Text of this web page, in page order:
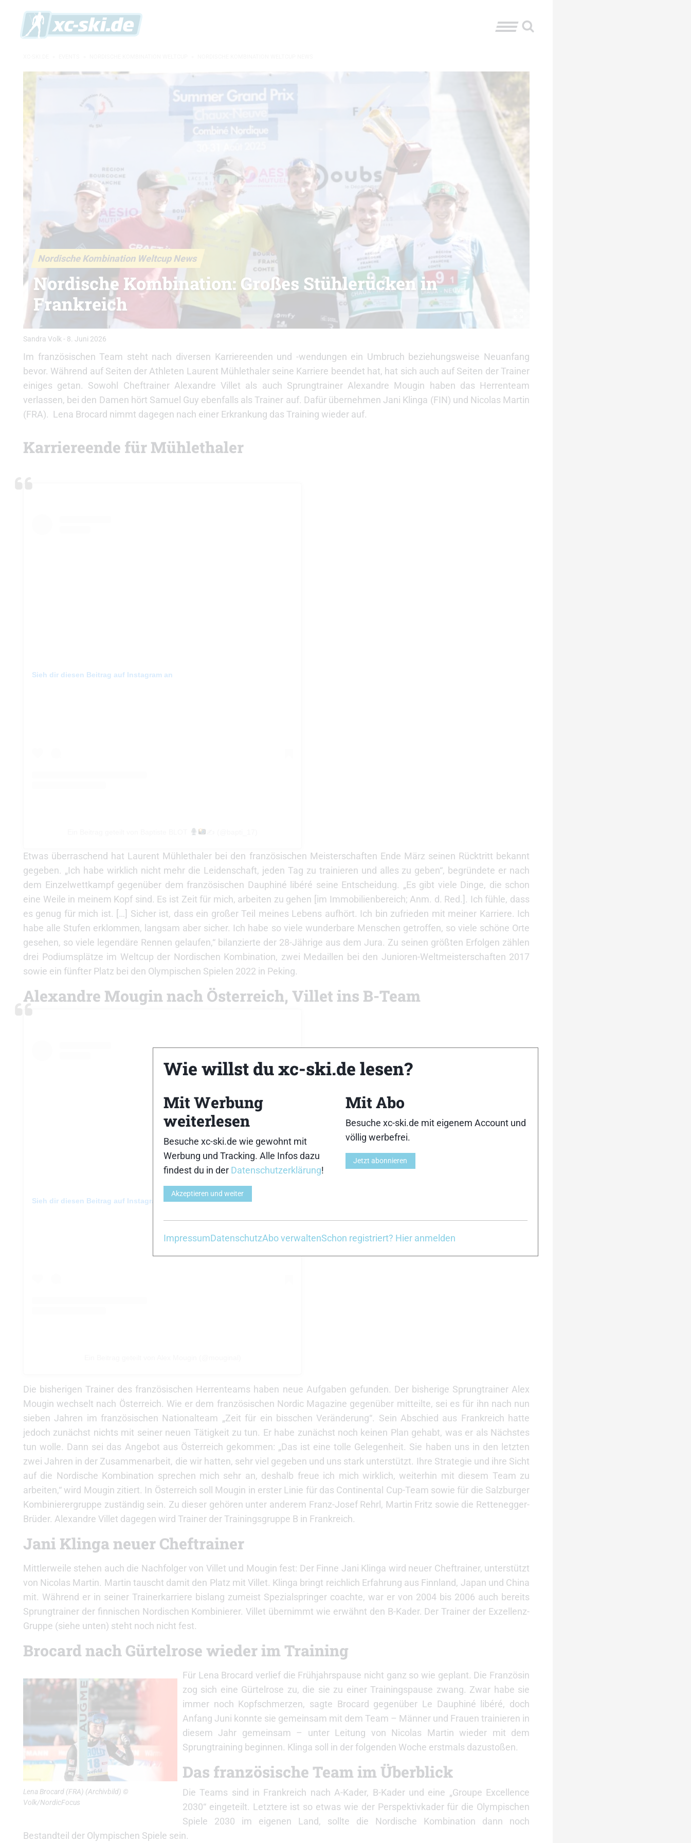
Nordische Kombination Weltcup News
Nordische Kombination: Großes Stühlerücken in
Frankreich
Sandra Volk- 8. Juni 2026
Im französischen Team steht nach diversen Karriereenden und -wendungen ein Umbruch beziehungsweise Neuanfang
bevor. Während auf Seiten der Athleten Laurent Mühlethaler seine Karriere beendet hat, hat sich auch auf Seiten der Trainer
einiges getan. Sowohl Cheftrainer Alexandre Villet als auch Sprungtrainer Alexandre Mougin haben das Herrenteam
verlassen, bei den Damen hört Samuel Guy ebenfalls als Trainer auf. Dafür übernehmen Jani Klinga (FIN) und Nicolas Martin
(FRA). Lena Brocard nimmt dagegen nach einer Erkrankung das Training wieder auf.
Karriereende für Mühlethaler
Sieh dir diesen Beitrag auf Instagram an
Etwas überraschend hat Laurent Mühlethaler bei den französischen Meisterschaften Ende März seinen Rücktritt bekannt
gegeben. „Ich habe wirklich nicht mehr die Leidenschaft, jeden Tag zu trainieren und alles zu geben“, begründete er nach
dem Einzelwettkampf gegenüber dem französischen Dauphiné libéré seine Entscheidung. „Es gibt viele Dinge, die schon
eine Weile in meinem Kopf sind. Es ist Zeit für mich, arbeiten zu gehen [im Immobilienbereich; Anm. d. Red.]. Ich fühle, dass
es genug für mich ist. […] Sicher ist, dass ein großer Teil meines Lebens aufhört. Ich bin zufrieden mit meiner Karriere. Ich
habe alle Stufen erklommen, langsam aber sicher. Ich habe so viele wunderbare Menschen getroffen, so viele schöne Orte
gesehen, so viele legendäre Rennen gelaufen,“ bilanzierte der 28-Jährige aus dem Jura. Zu seinen größten Erfolgen zählen
drei Podiumsplätze im Weltcup der Nordischen Kombination, zwei Medaillen bei den Junioren-Weltmeisterschaften 2017
sowie ein fünfter Platz bei den Olympischen Spielen 2022 in Peking.
Alexandre Mougin nach Österreich, Villet ins B-Team
Sieh dir diesen Beitrag auf Instagram an
Die bisherigen Trainer des französischen Herrenteams haben neue Aufgaben gefunden. Der bisherige Sprungtrainer Alex
Mougin wechselt nach Österreich. Wie er dem französischen Nordic Magazine gegenüber mitteilte, sei es für ihn nach nun
sieben Jahren im französischen Nationalteam „Zeit für ein bisschen Veränderung“. Sein Abschied aus Frankreich hatte
jedoch zunächst nichts mit seiner neuen Tätigkeit zu tun. Er habe zunächst noch keinen Plan gehabt, was er als Nächstes
tun wolle. Dann sei das Angebot aus Österreich gekommen: „Das ist eine tolle Gelegenheit. Sie haben uns in den letzten
zwei Jahren in der Zusammenarbeit, die wir hatten, sehr viel gegeben und uns stark unterstützt. Ihre Strategie und ihre Sicht
auf die Nordische Kombination sprechen mich sehr an, deshalb freue ich mich wirklich, weiterhin mit diesem Team zu
arbeiten,“ wird Mougin zitiert. In Österreich soll Mougin in erster Linie für das Continental Cup-Team sowie für die Salzburger
Kombinierergruppe zuständig sein. Zu dieser gehören unter anderem Franz-Josef Rehrl, Martin Fritz sowie die Rettenegger-
Brüder. Alexandre Villet dagegen wird Trainer der Trainingsgruppe B in Frankreich.
Jani Klinga neuer Cheftrainer
Mittlerweile stehen auch die Nachfolger von Villet und Mougin fest: Der Finne Jani Klinga wird neuer Cheftrainer, unterstützt
von Nicolas Martin. Martin tauscht damit den Platz mit Villet. Klinga bringt reichlich Erfahrung aus Finnland, Japan und China
mit. Während er in seiner Trainerkarriere bislang zumeist Spezialspringer coachte, war er von 2004 bis 2006 auch bereits
Sprungtrainer der finnischen Nordischen Kombinierer. Villet übernimmt wie erwähnt den B-Kader. Der Trainer der Exzellenz-
Gruppe (siehe unten) steht noch nicht fest.
Brocard nach Gürtelrose wieder im Training
Lena Brocard (FRA) (Archivbild) ©
Volk/NordicFocus
Für Lena Brocard verlief die Frühjahrspause nicht ganz so wie geplant. Die Französin
zog sich eine Gürtelrose zu, die sie zu einer Trainingspause zwang. Zwar habe sie
immer noch Kopfschmerzen, sagte Brocard gegenüber Le Dauphiné libéré, doch
Anfang Juni konnte sie gemeinsam mit dem Team – Männer und Frauen trainieren in
diesem Jahr gemeinsam – unter Leitung von Nicolas Martin wieder mit dem
Sprungtraining beginnen. Klinga soll in der folgenden Woche erstmals dazustoßen.
Das französische Team im Überblick
Die Teams sind in Frankreich nach A-Kader, B-Kader und eine „Groupe Excellence
2030“ eingeteilt. Letztere ist so etwas wie der Perspektivkader für die Olympischen
Spiele 2030 im eigenen Land, sollte die Nordische Kombination dann noch
Bestandteil der Olympischen Spiele sein.
Wie willst du xc-ski.de lesen?
Mit Werbung
weiterlesen
Besuche xc-ski.de wie gewohnt mit
Werbung und Tracking. Alle Infos dazu
findest du in der Datenschutzerklärung!
Akzeptieren und weiter
Mit Abo
Besuche xc-ski.de mit eigenem Account und
völlig werbefrei.
Jetzt abonnieren
ImpressumDatenschutzAbo verwaltenSchon registriert? Hier anmelden